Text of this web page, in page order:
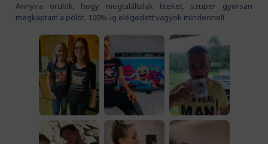
Annyira örülök, hogy megtaláltalak titeket, szuper gyorsan
megkaptam a pólót. 100%-ig elégedett vagyok mindennel!